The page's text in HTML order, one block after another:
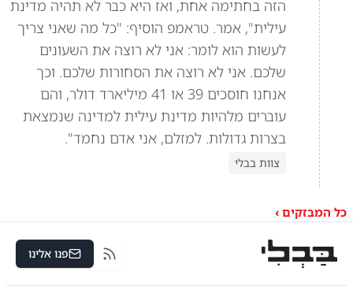
הזה בחתימה אחת, ואז היא כבר לא תהיה מדינת
עילית", אמר. טראמפ הוסיף: "כל מה שאני צריך
לעשות הוא לומר: אני לא רוצה את השעונים
שלכם. אני לא רוצה את הסחורות שלכם. וכך
אנחנו חוסכים 39 או 41 מיליארד דולר, והם
עוברים מלהיות מדינת עילית למדינה שנמצאת
בצרות גדולות. למזלם, אני אדם נחמד".
צוות בבלי
כל המבזקים ›
RSS פנו אלינו